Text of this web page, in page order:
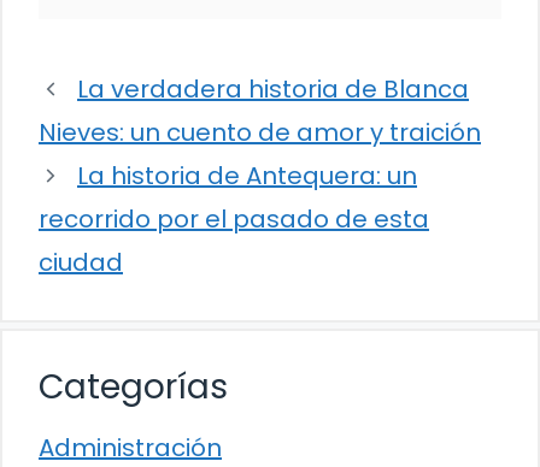
La verdadera historia de Blanca
Nieves: un cuento de amor y traición
La historia de Antequera: un
recorrido por el pasado de esta
ciudad
Categorías
Administración